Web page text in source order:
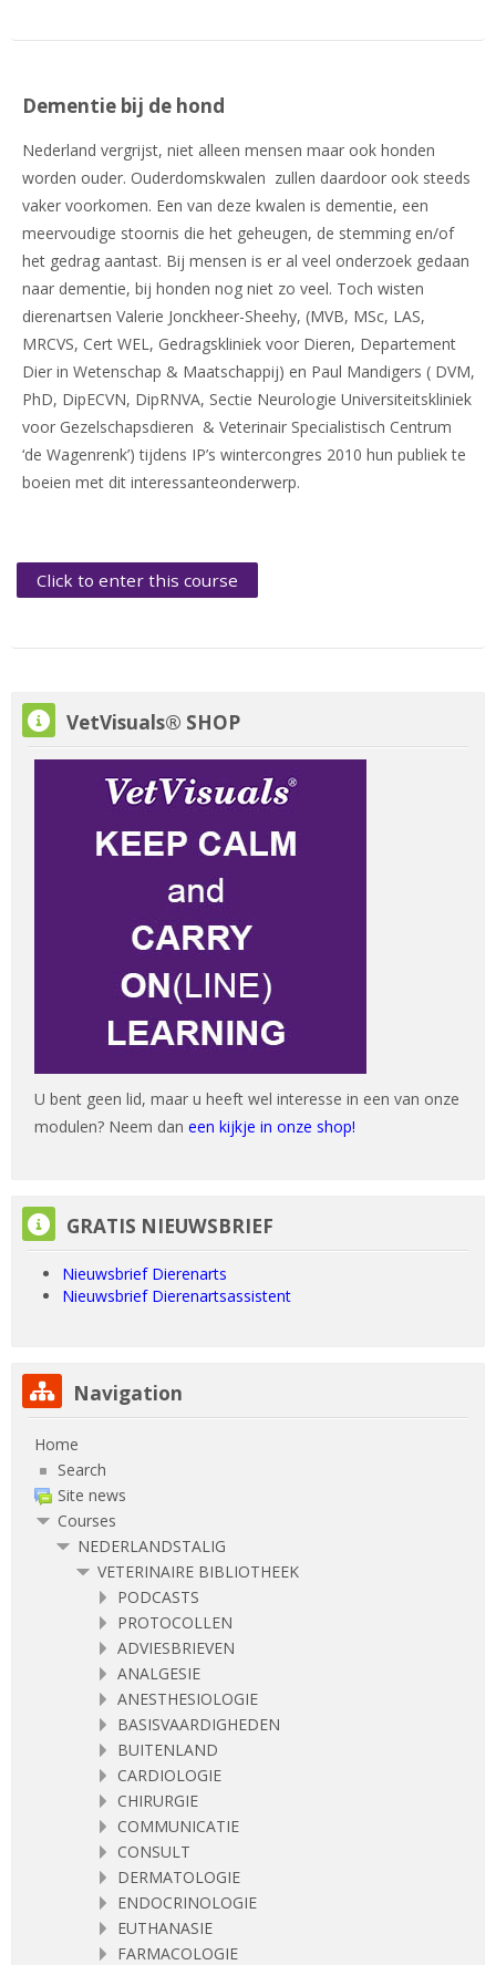
Dementie bij de hond
Nederland vergrijst, niet alleen mensen maar ook honden
worden ouder. Ouderdomskwalen zullen daardoor ook steeds
vaker voorkomen. Een van deze kwalen is dementie, een
meervoudige stoornis die het geheugen, de stemming en/of
het gedrag aantast. Bij mensen is er al veel onderzoek gedaan
naar dementie, bij honden nog niet zo veel. Toch wisten
dierenartsen Valerie Jonckheer-Sheehy, (MVB, MSc, LAS,
MRCVS, Cert WEL, Gedragskliniek voor Dieren, Departement
Dier in Wetenschap & Maatschappij) en Paul Mandigers ( DVM,
PhD, DipECVN, DipRNVA, Sectie Neurologie Universiteitskliniek
voor Gezelschapsdieren & Veterinair Specialistisch Centrum
‘de Wagenrenk’) tijdens IP’s wintercongres 2010 hun publiek te
boeien met dit interessanteonderwerp.
Click to enter this course
Skip VetVisuals® SHOP
VetVisuals® SHOP
U bent geen lid, maar u heeft wel interesse in een van onze
modulen? Neem dan een kijkje in onze shop!
Skip GRATIS NIEUWSBRIEF
GRATIS NIEUWSBRIEF
Nieuwsbrief Dierenarts
Nieuwsbrief Dierenartsassistent
Skip Navigation
Navigation
Home
Search
Site news
Courses
NEDERLANDSTALIG
VETERINAIRE BIBLIOTHEEK
PODCASTS
PROTOCOLLEN
ADVIESBRIEVEN
ANALGESIE
ANESTHESIOLOGIE
BASISVAARDIGHEDEN
BUITENLAND
CARDIOLOGIE
CHIRURGIE
COMMUNICATIE
CONSULT
DERMATOLOGIE
ENDOCRINOLOGIE
EUTHANASIE
FARMACOLOGIE